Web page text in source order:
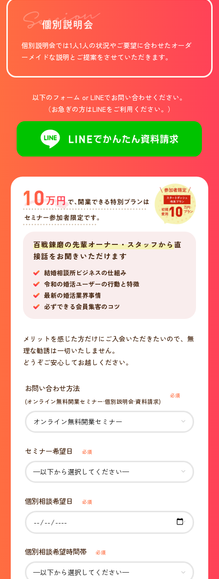
個別説明会では1人1人の状況やご要望に合わせたオーダ
ーメイドな説明とご提案をさせていただきます。
以下のフォーム or LINEでお問い合わせください。
（お急ぎの方はLINEをご利用ください。）
百戦錬磨の先輩オーナー・スタッフから直
接話をお聞きいただけます
結婚相談所ビジネスの仕組み
令和の婚活ユーザーの行動と特徴
最新の婚活業界事情
必ずできる会員集客のコツ
メリットを感じた方だけにご入会いただきたいので、無
理な勧誘は一切いたしません。
どうぞご安心してお越しください。
お問い合わせ方法
(オンライン無料開業セミナー·個別説明会·資料請求)
必須
セミナー希望日 必須
個別相談希望日 必須
個別相談希望時間帯 必須